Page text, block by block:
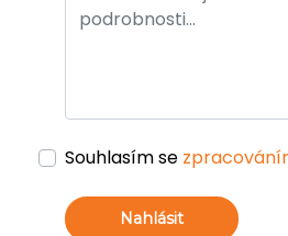
Souhlasím se
Nahlásit